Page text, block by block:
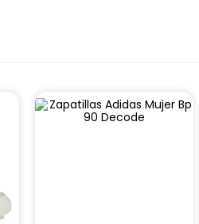
Ofertas